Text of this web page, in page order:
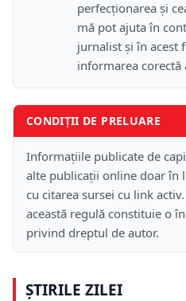
perfecționarea și
mă pot ajuta în
jurnalist și în acest
informarea corectă
CONDIȚII DE PRELUARE
Informațiile publicate de
alte publicații online doar în
cu citarea sursei cu link
această regulă constituie o
privind dreptul de autor.
ȘTIRILE ZILEI